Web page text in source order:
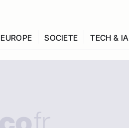
EUROPE SOCIETE TECH & IA